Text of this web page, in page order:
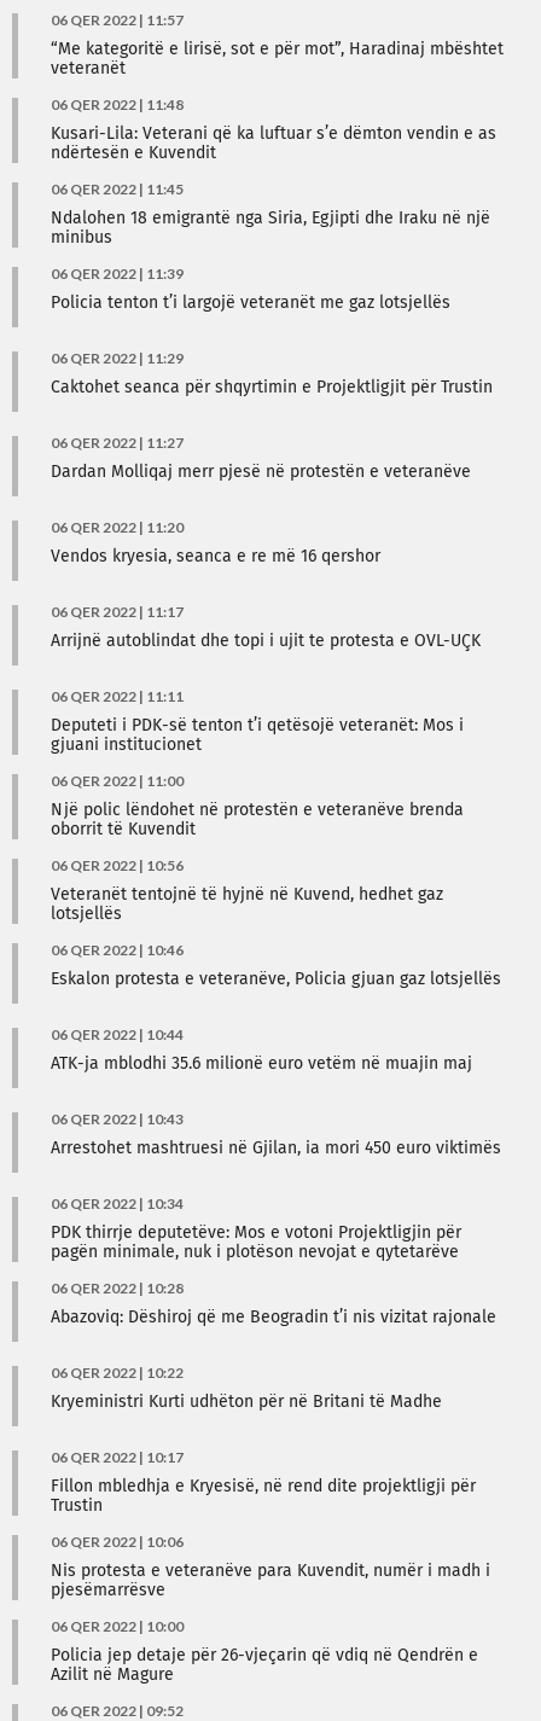
06 QER 2022 | 11:57
“Me kategoritë e lirisë, sot e për mot”, Haradinaj mbështet
veteranët
06 QER 2022 | 11:48
Kusari-Lila: Veterani që ka luftuar s’e dëmton vendin e as
ndërtesën e Kuvendit
06 QER 2022 | 11:45
Ndalohen 18 emigrantë nga Siria, Egjipti dhe Iraku në një
minibus
06 QER 2022 | 11:39
Policia tenton t’i largojë veteranët me gaz lotsjellës
06 QER 2022 | 11:29
Caktohet seanca për shqyrtimin e Projektligjit për Trustin
06 QER 2022 | 11:27
Dardan Molliqaj merr pjesë në protestën e veteranëve
06 QER 2022 | 11:20
Vendos kryesia, seanca e re më 16 qershor
06 QER 2022 | 11:17
Arrijnë autoblindat dhe topi i ujit te protesta e OVL-UÇK
06 QER 2022 | 11:11
Deputeti i PDK-së tenton t’i qetësojë veteranët: Mos i
gjuani institucionet
06 QER 2022 | 11:00
Një polic lëndohet në protestën e veteranëve brenda
oborrit të Kuvendit
06 QER 2022 | 10:56
Veteranët tentojnë të hyjnë në Kuvend, hedhet gaz
lotsjellës
06 QER 2022 | 10:46
Eskalon protesta e veteranëve, Policia gjuan gaz lotsjellës
06 QER 2022 | 10:44
ATK-ja mblodhi 35.6 milionë euro vetëm në muajin maj
06 QER 2022 | 10:43
Arrestohet mashtruesi në Gjilan, ia mori 450 euro viktimës
06 QER 2022 | 10:34
PDK thirrje deputetëve: Mos e votoni Projektligjin për
pagën minimale, nuk i plotëson nevojat e qytetarëve
06 QER 2022 | 10:28
Abazoviq: Dëshiroj që me Beogradin t’i nis vizitat rajonale
06 QER 2022 | 10:22
Kryeministri Kurti udhëton për në Britani të Madhe
06 QER 2022 | 10:17
Fillon mbledhja e Kryesisë, në rend dite projektligji për
Trustin
06 QER 2022 | 10:06
Nis protesta e veteranëve para Kuvendit, numër i madh i
pjesëmarrësve
06 QER 2022 | 10:00
Policia jep detaje për 26-vjeçarin që vdiq në Qendrën e
Azilit në Magure
06 QER 2022 | 09:52